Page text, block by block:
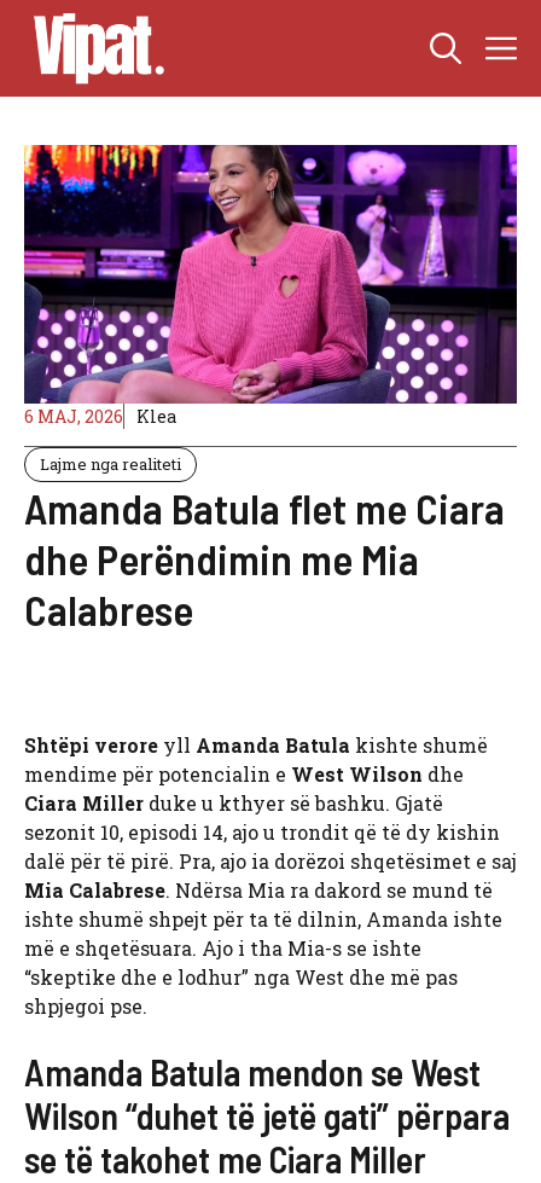
Skip
content
6 MAJ, 2026 Klea
Lajme nga realiteti
Amanda Batula flet me Ciara
dhe Perëndimin me Mia
Calabrese
Shtëpi verore yll Amanda Batula kishte shumë
mendime për potencialin e West Wilson dhe
Ciara Miller duke u kthyer së bashku. Gjatë
sezonit 10, episodi 14, ajo u trondit që të dy kishin
dalë për të pirë. Pra, ajo ia dorëzoi shqetësimet e saj
Mia Calabrese. Ndërsa Mia ra dakord se mund të
ishte shumë shpejt për ta të dilnin, Amanda ishte
më e shqetësuara. Ajo i tha Mia-s se ishte
“skeptike dhe e lodhur” nga West dhe më pas
shpjegoi pse.
Amanda Batula mendon se West
Wilson “duhet të jetë gati” përpara
se të takohet me Ciara Miller